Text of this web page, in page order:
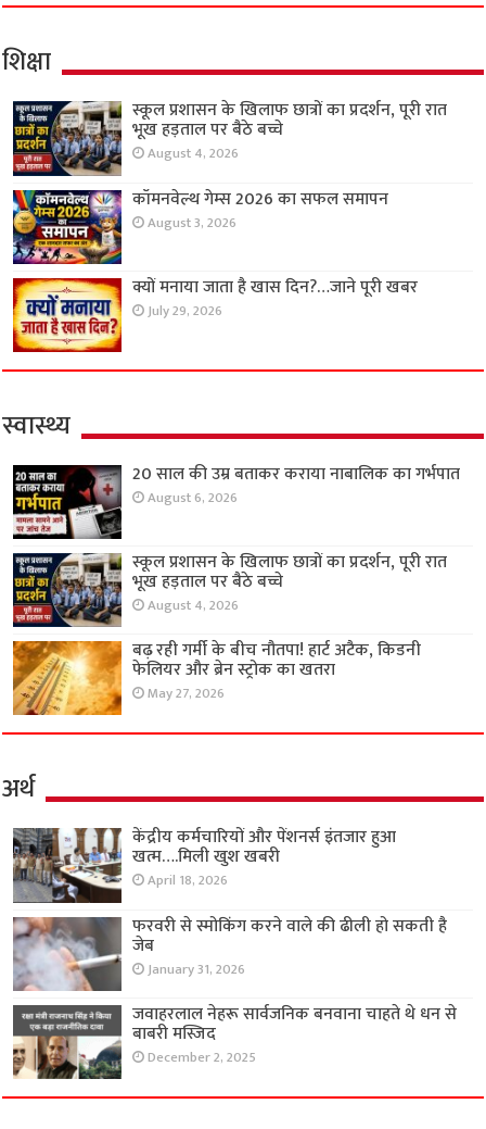
शिक्षा
स्कूल प्रशासन के खिलाफ छात्रों का प्रदर्शन, पूरी रात
भूख हड़ताल पर बैठे बच्चे
August 4, 2026
कॉमनवेल्थ गेम्स 2026 का सफल समापन
August 3, 2026
क्यों मनाया जाता है खास दिन?…जाने पूरी खबर
July 29, 2026
स्वास्थ्य
20 साल की उम्र बताकर कराया नाबालिक का गर्भपात
August 6, 2026
स्कूल प्रशासन के खिलाफ छात्रों का प्रदर्शन, पूरी रात
भूख हड़ताल पर बैठे बच्चे
August 4, 2026
बढ़ रही गर्मी के बीच नौतपा! हार्ट अटैक, किडनी
फेलियर और ब्रेन स्ट्रोक का खतरा
May 27, 2026
अर्थ
केंद्रीय कर्मचारियों और पेंशनर्स इंतजार हुआ
खत्म….मिली खुश खबरी
April 18, 2026
फरवरी से स्मोकिंग करने वाले की ढीली हो सकती है
जेब
January 31, 2026
जवाहरलाल नेहरू सार्वजनिक बनवाना चाहते थे धन से
बाबरी मस्जिद
December 2, 2025